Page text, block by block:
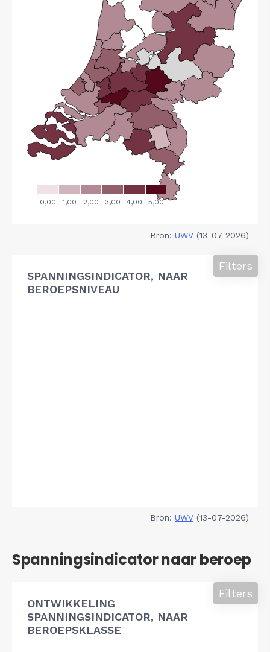
Bron: UWV (13-07-2026)
SPANNINGSINDICATOR, NAAR
BEROEPSNIVEAU
Filters
Bron: UWV (13-07-2026)
Spanningsindicator naar beroep
ONTWIKKELING
SPANNINGSINDICATOR, NAAR
BEROEPSKLASSE
Filters